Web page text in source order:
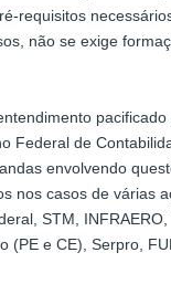
requisitos
não se exige
Federal de
envolvendo
nos casos de várias
STM,
(PE e CE), Serpro,